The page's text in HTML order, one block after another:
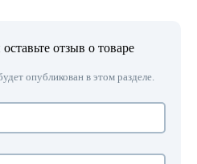
отзыв о товаре
опубликован в этом разделе.